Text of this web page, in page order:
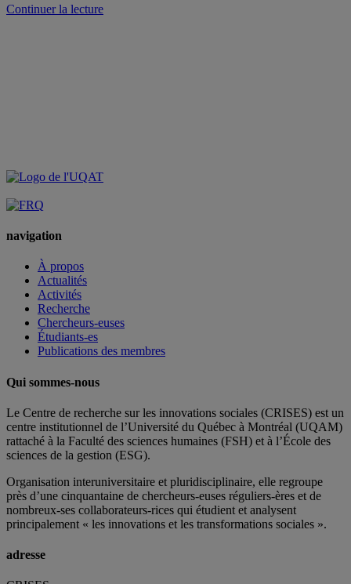
Continuer la lecturede
navigation
À propos
Actualités
Activités
Recherche
Chercheurs-euses
Étudiants-es
Publications des membres
Qui sommes-nous
Le Centre de recherche sur les innovations sociales (CRISES) est un
centre institutionnel de l’Université du Québec à Montréal (UQAM)
rattaché à la Faculté des sciences humaines (FSH) et à l’École des
sciences de la gestion (ESG).
Organisation interuniversitaire et pluridisciplinaire, elle regroupe
près d’une cinquantaine de chercheurs-euses réguliers-ères et de
nombreux-ses collaborateurs-rices qui étudient et analysent
principalement « les innovations et les transformations sociales ».
adresse